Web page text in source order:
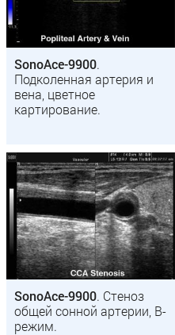
SonoAce-9900.
Подколенная артерия и
вена, цветное
картирование.
SonoAce-9900. Стеноз
общей сонной артерии, B-
режим.